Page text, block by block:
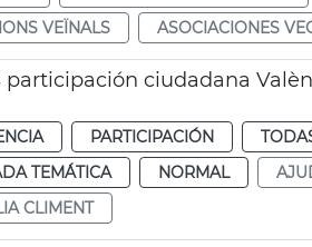
VEÏNALS ASOCIACIONES
ciudadana
PARTICIPACIÓN
TEMÁTICA NORMAL
CLIMENT